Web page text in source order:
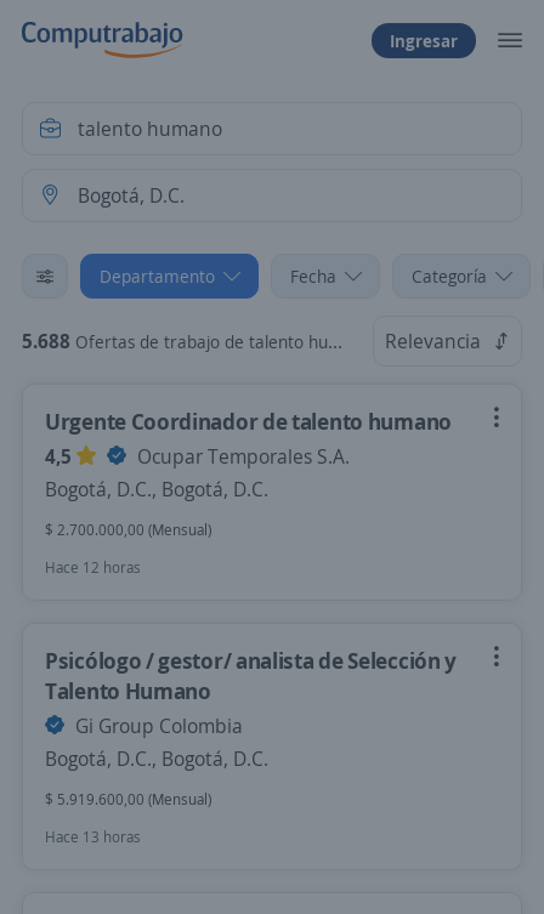
Ingresar
Departamento Fecha Categoría
5.688 Ofertas de trabajo de talento humano en Bogotá, D.C. Relevancia
Urgente Coordinador de talento humano
4,5
Ocupar Temporales S.A.
Bogotá, D.C., Bogotá, D.C.
$ 2.700.000,00 (Mensual)
Hace 12 horas
Psicólogo / gestor/ analista de Selección y
Talento Humano
Gi Group Colombia
Bogotá, D.C., Bogotá, D.C.
$ 5.919.600,00 (Mensual)
Hace 13 horas